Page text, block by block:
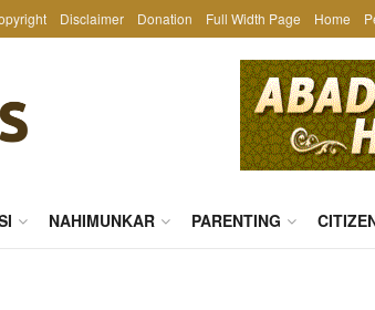
Disclaimer Donation Full Width Page Home
NAHIMUNKAR PARENTING